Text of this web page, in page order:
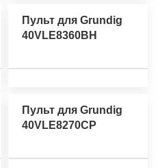
Пульт для Grundig
40VLE8360BH
Пульт для Grundig
40VLE8270CP